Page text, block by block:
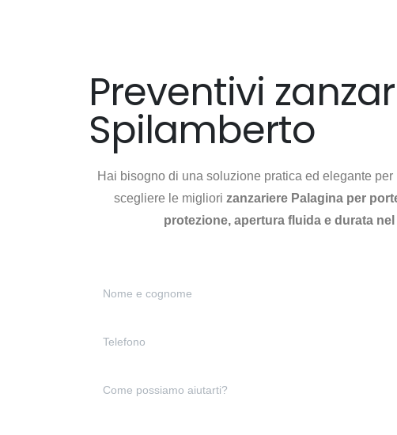
Preventivi
Spilamberto
Hai bisogno di una soluzione pratica ed elegante
scegliere le migliori zanzariere Palagina per
protezione, apertura fluida e durata